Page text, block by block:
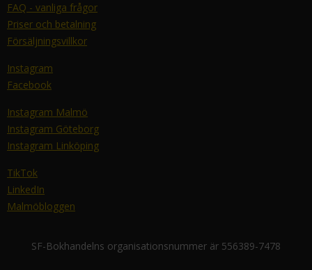
FAQ - vanliga frågor
Priser och betalning
Försäljningsvillkor
Instagram
Facebook
Instagram Malmö
Instagram Göteborg
Instagram Linköping
TikTok
LinkedIn
Malmöbloggen
SF-Bokhandelns organisationsnummer är 556389-7478